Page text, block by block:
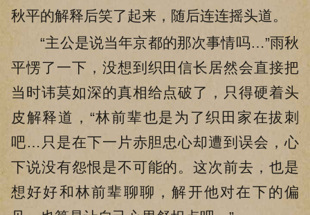
秋平的解释后笑了起来，随后连连摇头道。
“主公是说当年京都的那次事情吗…”雨秋
平愣了一下，没想到织田信长居然会直接把
当时讳莫如深的真相给点破了，只得硬着头
皮解释道，“林前辈也是为了织田家在拔刺
吧…只是在下一片赤胆忠心却遭到误会，心
下说没有怨恨是不可能的。这次前去，也是
想好好和林前辈聊聊，解开他对在下的偏